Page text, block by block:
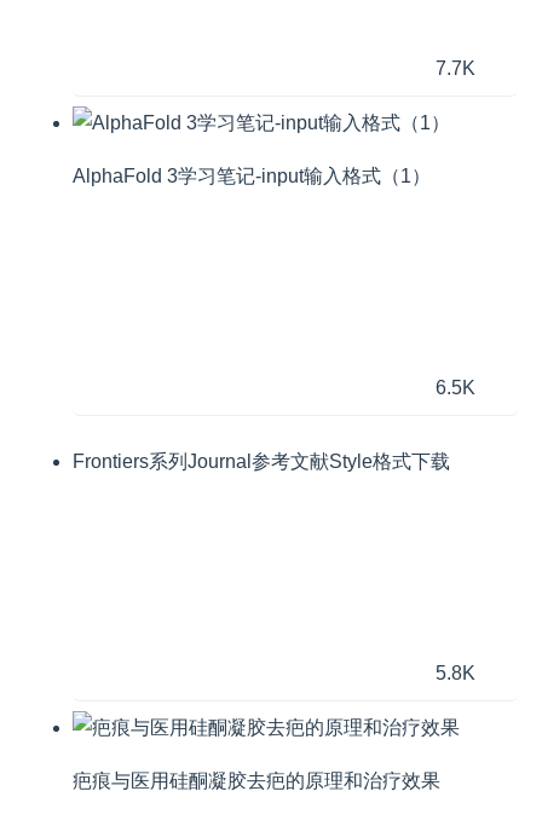
7.7K
AlphaFold 3学习笔记-input输入格式（1）
6.5K
Frontiers系列Journal参考文献Style格式下载
5.8K
疤痕与医用硅酮凝胶去疤的原理和治疗效果